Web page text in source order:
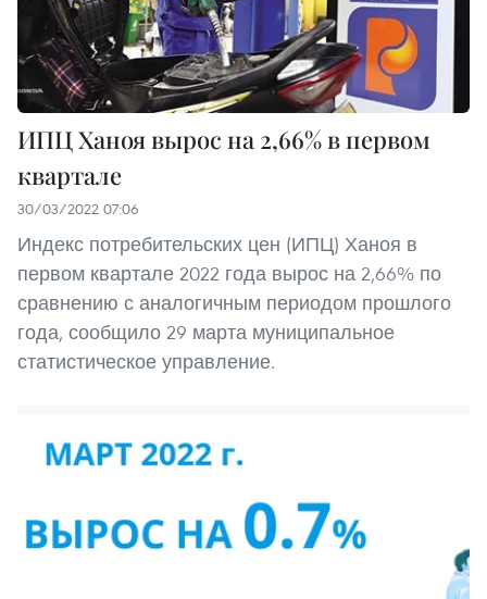
ИПЦ Ханоя вырос на 2,66% в первом
квартале
30/03/2022 07:06
Индекс потребительских цен (ИПЦ) Ханоя в
первом квартале 2022 года вырос на 2,66% по
сравнению с аналогичным периодом прошлого
года, сообщило 29 марта муниципальное
статистическое управление.